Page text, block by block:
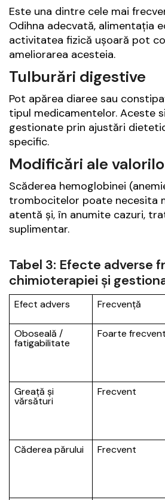
Este una dintre cele mai
Odihna adecvată, alimentația
activitatea fizică ușoară pot
ameliorarea acesteia.
Tulburări digestive
Pot apărea diaree sau
tipul medicamentelor. Aceste
gestionate prin ajustări
specific.
Modificări ale
Scăderea hemoglobinei
trombocitelor poate necesita
atentă și, în anumite cazuri,
suplimentar.
Tabel 3: Efecte adverse
chimioterapiei și
Efect advers Frecvență
Oboseală /
fatigabilitate
Foarte frecvent
Greață și
vărsături
Frecvent
Căderea părului
Frecvent